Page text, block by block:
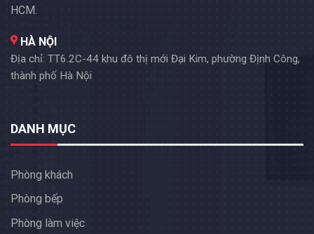
HCM.
HÀ NỘI
Địa chỉ: TT6.2C-44 khu đô thị mới Đại Kim, phường Định Công,
thành phố Hà Nội
DANH MỤC
Phòng khách
Phòng bếp
Phòng làm việc